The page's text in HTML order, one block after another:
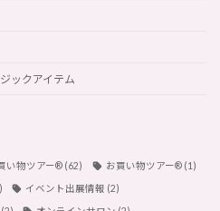
ックアイテム
い物ツアー®︎ (62) お買い物ツアー®︎(1)
イベント出展情報 (2)